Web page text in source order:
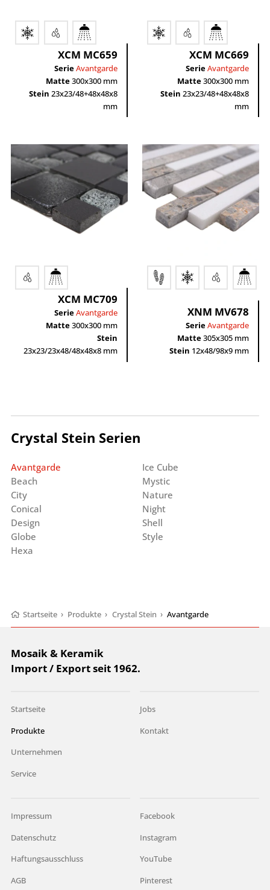
XCM MC659
SerieAvantgarde
Matte300x300 mm
Stein 23x23/48+48x48x8
mm
XCM MC669
SerieAvantgarde
Matte300x300 mm
Stein 23x23/48+48x48x8
mm
XCM MC709
SerieAvantgarde
Matte300x300 mm
Stein
23x23/23x48/48x48x8 mm
XNM MV678
SerieAvantgarde
Matte305x305 mm
Stein 12x48/98x9 mm
Crystal Stein Serien
Avantgarde
Beach
City
Conical
Design
Globe
Hexa
Ice Cube
Mystic
Nature
Night
Shell
Style
Startseite › Produkte › Crystal Stein › Avantgarde
Mosaik & Keramik
Import / Export seit 1962.
Startseite
Produkte
Unternehmen
Service
Jobs
Kontakt
Impressum
Datenschutz
Haftungsausschluss
AGB
Facebook
Instagram
YouTube
Pinterest